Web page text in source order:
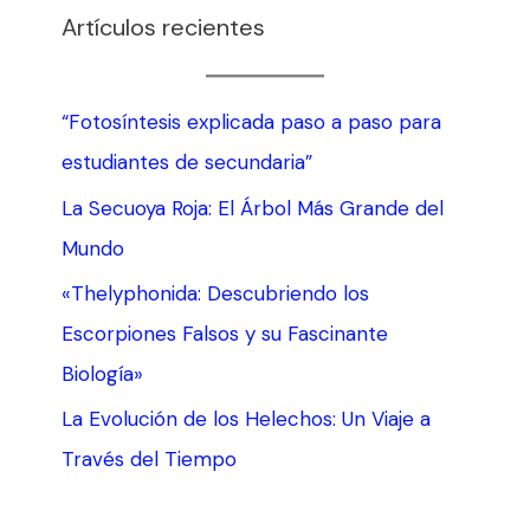
Artículos recientes
“Fotosíntesis explicada paso a paso para
estudiantes de secundaria”
La Secuoya Roja: El Árbol Más Grande del
Mundo
«Thelyphonida: Descubriendo los
Escorpiones Falsos y su Fascinante
Biología»
La Evolución de los Helechos: Un Viaje a
Través del Tiempo